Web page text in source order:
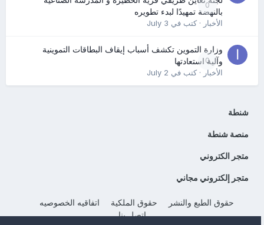
0
بالنهضة تمهيدًا لبدء تطويره
الأخبار· كتب في July 3
0
وزارة التموين تكشف أسباب إيقاف البطاقات التموينية
وآلية استعادتها
الأخبار· كتب في July 2
شنطة
منصة شنطة
متجر الكتروني
متجر إلكتروني مجاني
حقوق الطبع والنشر حقوق الملكية
اتفاقيه الخصوصيه
إتصل بنا